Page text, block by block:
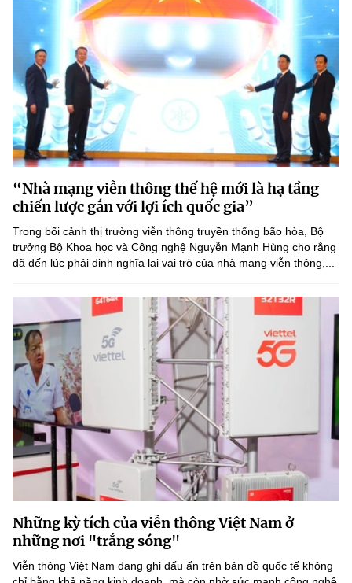
“Nhà mạng viễn thông thế hệ mới là hạ tầng
chiến lược gắn với lợi ích quốc gia”
Trong bối cảnh thị trường viễn thông truyền thống bão hòa, Bộ
trưởng Bộ Khoa học và Công nghệ Nguyễn Mạnh Hùng cho rằng
đã đến lúc phải định nghĩa lại vai trò của nhà mạng viễn thông,...
Những kỳ tích của viễn thông Việt Nam ở
những nơi "trắng sóng"
Viễn thông Việt Nam đang ghi dấu ấn trên bản đồ quốc tế không